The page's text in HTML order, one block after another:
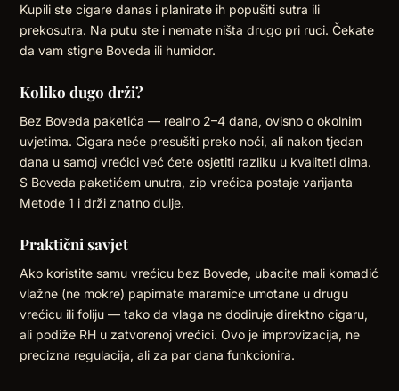
Kupili ste cigare danas i planirate ih popušiti sutra ili
prekosutra. Na putu ste i nemate ništa drugo pri ruci. Čekate
da vam stigne Boveda ili humidor.
Koliko dugo drži?
Bez Boveda paketića — realno 2–4 dana, ovisno o okolnim
uvjetima. Cigara neće presušiti preko noći, ali nakon tjedan
dana u samoj vrećici već ćete osjetiti razliku u kvaliteti dima.
S Boveda paketićem unutra, zip vrećica postaje varijanta
Metode 1 i drži znatno dulje.
Praktični savjet
Ako koristite samu vrećicu bez Bovede, ubacite mali komadić
vlažne (ne mokre) papirnate maramice umotane u drugu
vrećicu ili foliju — tako da vlaga ne dodiruje direktno cigaru,
ali podiže RH u zatvorenoj vrećici. Ovo je improvizacija, ne
precizna regulacija, ali za par dana funkcionira.